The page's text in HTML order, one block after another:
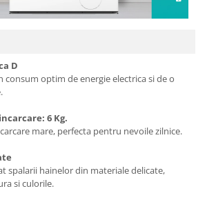
D
consum optim de energie electrica si de o
6 Kg.
mare, perfecta pentru nevoile zilnice.
spalarii hainelor din materiale delicate,
si culorile.